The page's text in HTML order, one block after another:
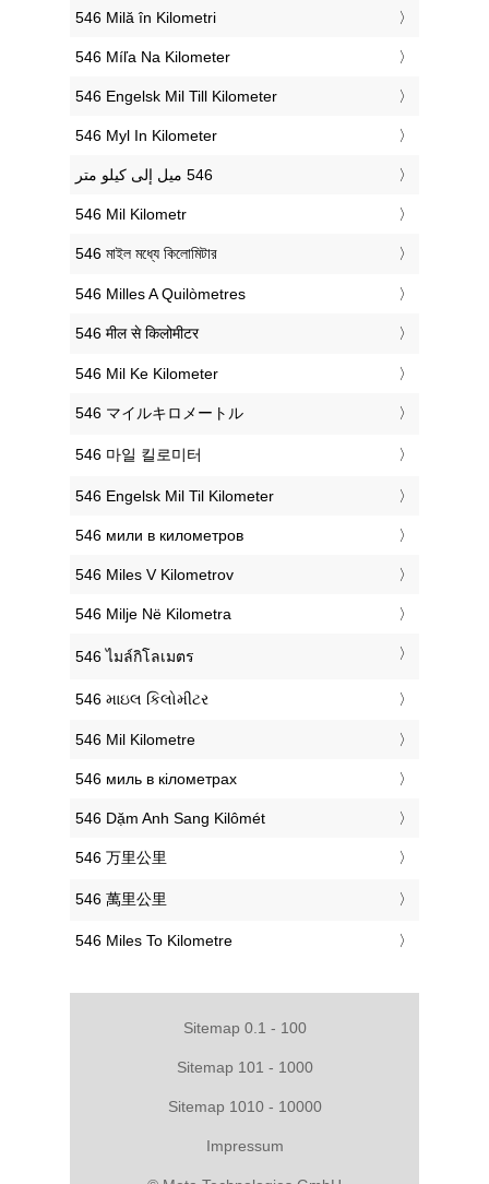
‎546 Milă în Kilometri
‎546 Míľa Na Kilometer
‎546 Engelsk Mil Till Kilometer
‎546 Myl In Kilometer
‎546 Mil Kilometr
‎546 মাইল মধ্যে কিলোমিটার
‎546 Milles A Quilòmetres
‎546 मील से किलोमीटर
‎546 Mil Ke Kilometer
‎546 マイルキロメートル
‎546 마일 킬로미터
‎546 Engelsk Mil Til Kilometer
‎546 мили в километров
‎546 Miles V Kilometrov
‎546 Milje Në Kilometra
‎546 ไมล์กิโลเมตร
‎546 માઇલ કિલોમીટર
‎546 Mil Kilometre
‎546 миль в кілометрах
‎546 Dặm Anh Sang Kilômét
‎546 万里公里
‎546 萬里公里
‎546 Miles To Kilometre
Sitemap 0.1 - 100
Sitemap 101 - 1000
Sitemap 1010 - 10000
Impressum